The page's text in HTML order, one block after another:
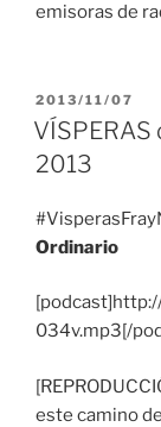
emisoras de
PUBLICADO
EL
2013/11/07
2013
Ordinario
034v.mp3[/
este camino